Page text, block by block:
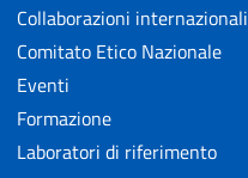
Collaborazioni internazionali
Comitato Etico Nazionale
Eventi
Formazione
Laboratori di riferimento